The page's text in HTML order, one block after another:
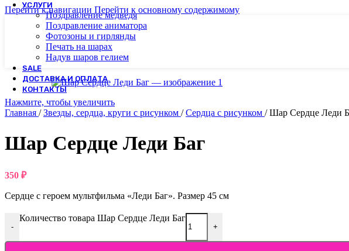
Перейти к навигации Перейти к основному содержимому
УСЛУГИ
Поздравление медведя
Поздравление аниматора
Фотозоны и гирлянды
Печать на шарах
Надув шаров гелием
SALE
ДОСТАВКА И ОПЛАТА
КОНТАКТЫ
Нажмите, чтобы увеличить
Главная / Звезды, сердца, круги с рисунком / Сердца с рисунком / Шар Сердце Леди
Шар Сердце Леди Баг
350 ₽
Сердце с героем мультфильма «Леди Баг». Размер 45 см
-
Количество товара Шар Сердце Леди Баг
+